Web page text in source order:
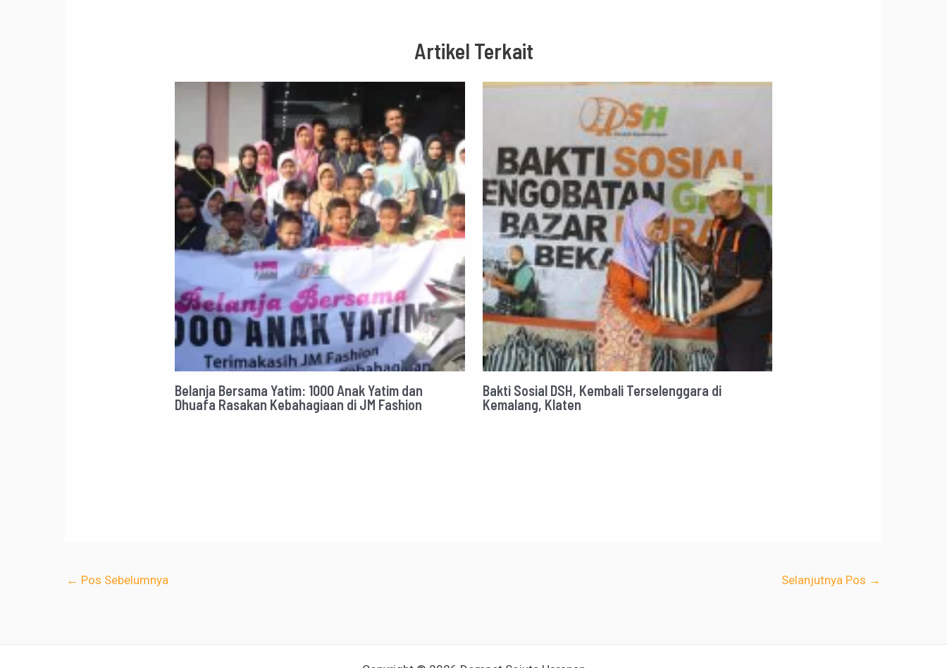
Artikel Terkait
Belanja Bersama Yatim: 1000 Anak Yatim dan
Dhuafa Rasakan Kebahagiaan di JM Fashion
Bakti Sosial DSH, Kembali Terselenggara di
Kemalang, Klaten
← Pos Sebelumnya Selanjutnya Pos →